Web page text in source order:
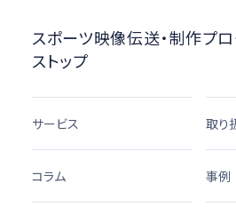
スポーツ映像伝送・制作プ
ストップ
サービス 取り
コラム 事例